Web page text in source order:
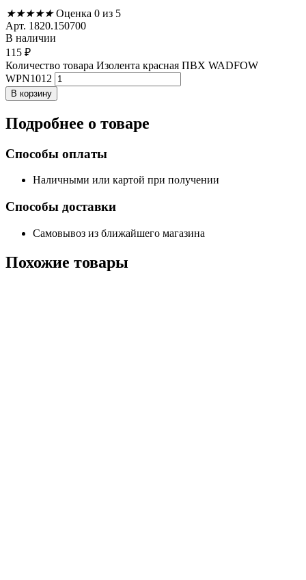
★★★★★ Оценка 0 из 5
Арт. 1820.150700
В наличии
115 ₽
Количество товара Изолента красная ПВХ WADFOW
WPN1012
В корзину
Подробнее о товаре
Способы оплаты
Наличными или картой при получении
Способы доставки
Самовывоз из ближайшего магазина
Похожие товары